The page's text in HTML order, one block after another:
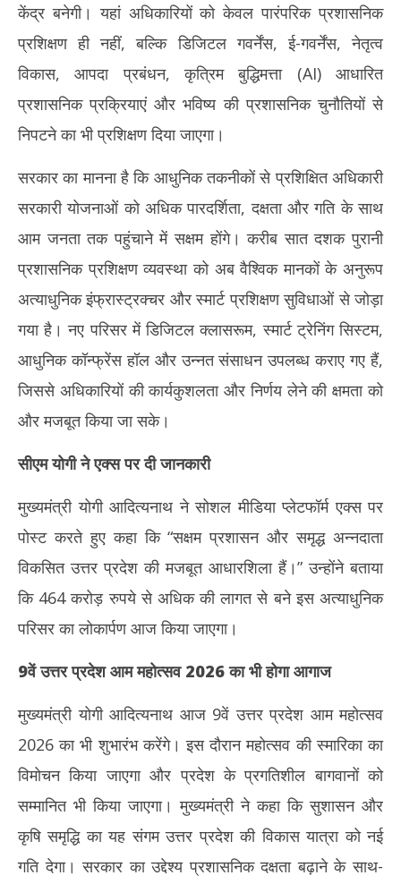
केंद्र बनेगी। यहां अधिकारियों को केवल पारंपरिक प्रशासनिक
प्रशिक्षण ही नहीं, बल्कि डिजिटल गवर्नेंस, ई-गवर्नेंस, नेतृत्व
विकास, आपदा प्रबंधन, कृत्रिम बुद्धिमत्ता (AI) आधारित
प्रशासनिक प्रक्रियाएं और भविष्य की प्रशासनिक चुनौतियों से
निपटने का भी प्रशिक्षण दिया जाएगा।
सरकार का मानना है कि आधुनिक तकनीकों से प्रशिक्षित अधिकारी
सरकारी योजनाओं को अधिक पारदर्शिता, दक्षता और गति के साथ
आम जनता तक पहुंचाने में सक्षम होंगे। करीब सात दशक पुरानी
प्रशासनिक प्रशिक्षण व्यवस्था को अब वैश्विक मानकों के अनुरूप
अत्याधुनिक इंफ्रास्ट्रक्चर और स्मार्ट प्रशिक्षण सुविधाओं से जोड़ा
गया है। नए परिसर में डिजिटल क्लासरूम, स्मार्ट ट्रेनिंग सिस्टम,
आधुनिक कॉन्फ्रेंस हॉल और उन्नत संसाधन उपलब्ध कराए गए हैं,
जिससे अधिकारियों की कार्यकुशलता और निर्णय लेने की क्षमता को
और मजबूत किया जा सके।
सीएम योगी ने एक्स पर दी जानकारी
मुख्यमंत्री योगी आदित्यनाथ ने सोशल मीडिया प्लेटफॉर्म एक्स पर
पोस्ट करते हुए कहा कि “सक्षम प्रशासन और समृद्ध अन्नदाता
विकसित उत्तर प्रदेश की मजबूत आधारशिला हैं।” उन्होंने बताया
कि 464 करोड़ रुपये से अधिक की लागत से बने इस अत्याधुनिक
परिसर का लोकार्पण आज किया जाएगा।
9वें उत्तर प्रदेश आम महोत्सव 2026 का भी होगा आगाज
मुख्यमंत्री योगी आदित्यनाथ आज 9वें उत्तर प्रदेश आम महोत्सव
2026 का भी शुभारंभ करेंगे। इस दौरान महोत्सव की स्मारिका का
विमोचन किया जाएगा और प्रदेश के प्रगतिशील बागवानों को
सम्मानित भी किया जाएगा। मुख्यमंत्री ने कहा कि सुशासन और
कृषि समृद्धि का यह संगम उत्तर प्रदेश की विकास यात्रा को नई
गति देगा। सरकार का उद्देश्य प्रशासनिक दक्षता बढ़ाने के साथ-